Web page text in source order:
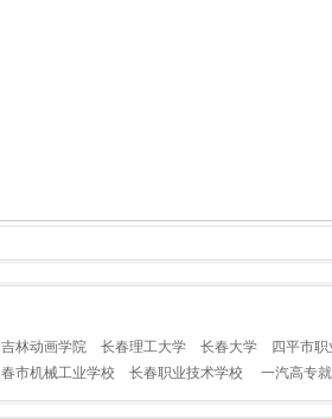
吉林动画学院 长春理工大学 长春大学
四平市
市机械工业学校 长春职业技术学校 一汽高专